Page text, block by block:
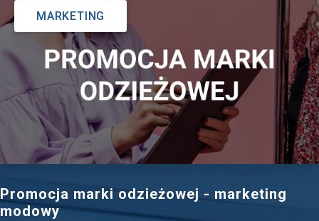
MARKETING
Promocja marki odzieżowej - marketing
modowy